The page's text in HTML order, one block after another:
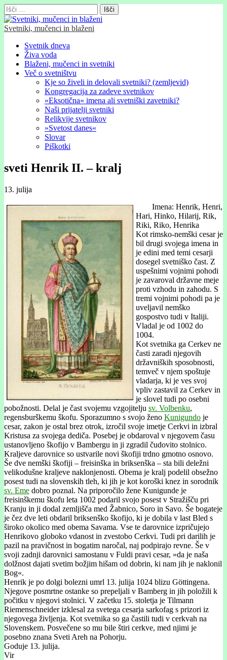
Išči:
Svetniki, mučenci in blaženi
Glavni
meni
Skip
content
Svetnik dneva
Živa voda
Blaženi, mučenci in svetniki
Več o svetništvu
Kje so živeli in delovali svetniki? (zemljevid)
Kongregacija za zadeve svetnikov
»Eksotična« imena ali svetniški zavetniki?
Naši prijatelji svetniki
Relikvije svetnikov
»Svetost danes«
Slovar
Piškotki
sveti Henrik II. – kralj
13. julija
Imena: Henrik, Henri,
Hari, Hinko, Hilarij, Rik,
Riki, Riko, Henrika
Kot rimsko-nemški cesar je
bil drugi svojega imena in
je edini med temi cesarji
dosegel svetniško čast. Z
uspešnimi vojnimi pohodi
je zavaroval državne meje
proti vzhodu in zahodu. S
tremi vojnimi pohodi pa je
uveljavil nemško
gospostvo tudi v Italiji.
Vladal je od 1002 do
1004.
Kot svetnika ga Cerkev ne
časti zaradi njegovih
državniških sposobnosti,
temveč v njem spoštuje
vladarja, ki je ves svoj
vpliv zastavil za Cerkev in
je slovel tudi po osebni
pobožnosti. Delal je čast svojemu vzgojitelju sv. Volbenku,
regensburškemu škofu. Sporazumno s svojo ženo Kunigundo je
cesar, zakon je ostal brez otrok, izročil svoje imetje Cerkvi in izbral
Kristusa za svojega dediča. Posebej je obdaroval v njegovem času
ustanovljeno škofijo v Bambergu in ji zgradil čudovito stolnico.
Kraljeve darovnice so ustvarile novi škofiji trdno gmotno osnovo.
Še dve nemški škofiji – freisinška in briksenška – sta bili deležni
velikodušne kraljeve naklonjenosti. Obema je kralj podelil obsežno
posest tudi na slovenskih tleh, ki jih je kot koroški knez in sorodnik
sv. Eme dobro poznal. Na priporočilo žene Kunigunde je
freisinškemu škofu leta 1002 podaril svojo posest v Stražišču pri
Kranju in ji dodal zemljišča med Žabnico, Soro in Savo. Še bogateje
je čez dve leti obdaril briksenško škofijo, ki je dobila v last Bled s
široko okolico med obema Savama. Vse te darovnice izpričujejo
Henrikovo globoko vdanost in zvestobo Cerkvi. Tudi pri darilih je
pazil na pravičnost in bogatim naročal, naj podpirajo revne. Še v
svoji zadnji darovnici samostanu v Fuldi pravi cesar, »da je naša
dolžnost dajati svetim božjim hišam od dobrin, ki nam jih je naklonil
Bog«.
Henrik je po dolgi bolezni umrl 13. julija 1024 blizu Göttingena.
Njegove posmrtne ostanke so prepeljali v Bamberg in jih položili k
počitku v njegovi stolnici. V začetku 15. stoletja je Tilmann
Riemenschneider izklesal za svetega cesarja sarkofag s prizori iz
njegovega življenja. Kot svetnika so ga častili tudi v cerkvah na
Slovenskem. Posvečene so mu bile štiri cerkve, med njimi je
posebno znana Sveti Areh na Pohorju.
Goduje 13. julija.
Vir